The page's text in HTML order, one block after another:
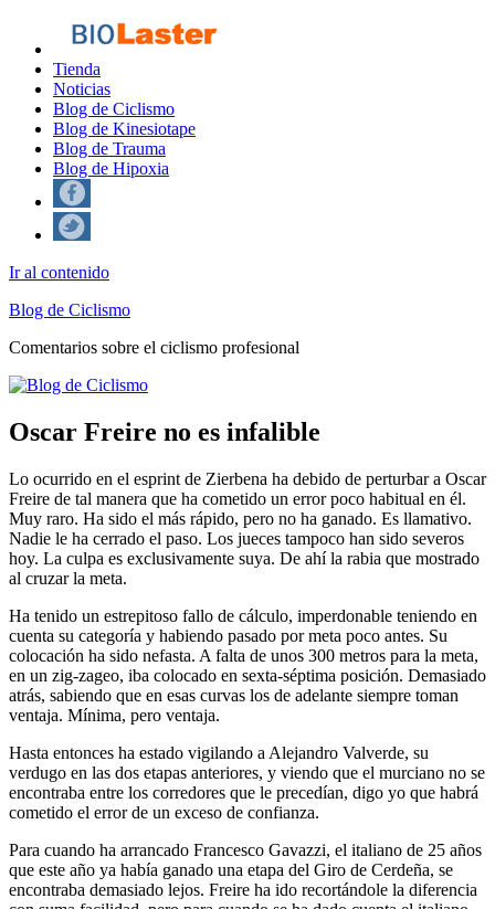
Tienda
Noticias
Blog de Ciclismo
Blog de Kinesiotape
Blog de Trauma
Blog de Hipoxia
Ir al contenido
Blog de Ciclismo
Comentarios sobre el ciclismo profesional
Oscar Freire no es infalible
Lo ocurrido en el esprint de Zierbena ha debido de perturbar a Oscar
Freire de tal manera que ha cometido un error poco habitual en él.
Muy raro. Ha sido el más rápido, pero no ha ganado. Es llamativo.
Nadie le ha cerrado el paso. Los jueces tampoco han sido severos
hoy. La culpa es exclusivamente suya. De ahí la rabia que mostrado
al cruzar la meta.
Ha tenido un estrepitoso fallo de cálculo, imperdonable teniendo en
cuenta su categoría y habiendo pasado por meta poco antes. Su
colocación ha sido nefasta. A falta de unos 300 metros para la meta,
en un zig-zageo, iba colocado en sexta-séptima posición. Demasiado
atrás, sabiendo que en esas curvas los de adelante siempre toman
ventaja. Mínima, pero ventaja.
Hasta entonces ha estado vigilando a Alejandro Valverde, su
verdugo en las dos etapas anteriores, y viendo que el murciano no se
encontraba entre los corredores que le precedían, digo yo que habrá
cometido el error de un exceso de confianza.
Para cuando ha arrancado Francesco Gavazzi, el italiano de 25 años
que este año ya había ganado una etapa del Giro de Cerdeña, se
encontraba demasiado lejos. Freire ha ido recortándole la diferencia